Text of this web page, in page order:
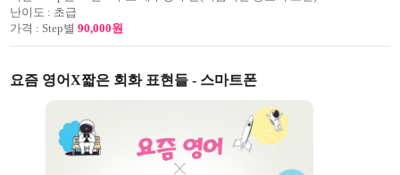
난이도 : 초급
가격 : Step별 90,000원
요즘 영어X짧은 회화 표현들 - 스마트폰